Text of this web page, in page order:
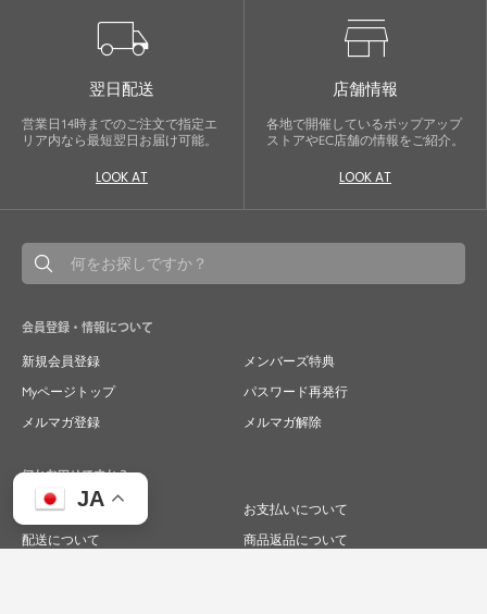
JA
local_shipping
翌日配送
営業日14時までのご注文で指定エ
リア内なら最短翌日お届け可能。
LOOK AT
store
店舗情報
各地で開催しているポップアップ
ストアやEC店舗の情報をご紹介。
LOOK AT
会員登録・情報について
新規会員登録
メンバーズ特典
Myページトップ
パスワード再発行
メルマガ登録
メルマガ解除
何かお困りですか？
ご注文について
お支払いについて
配送について
商品返品について